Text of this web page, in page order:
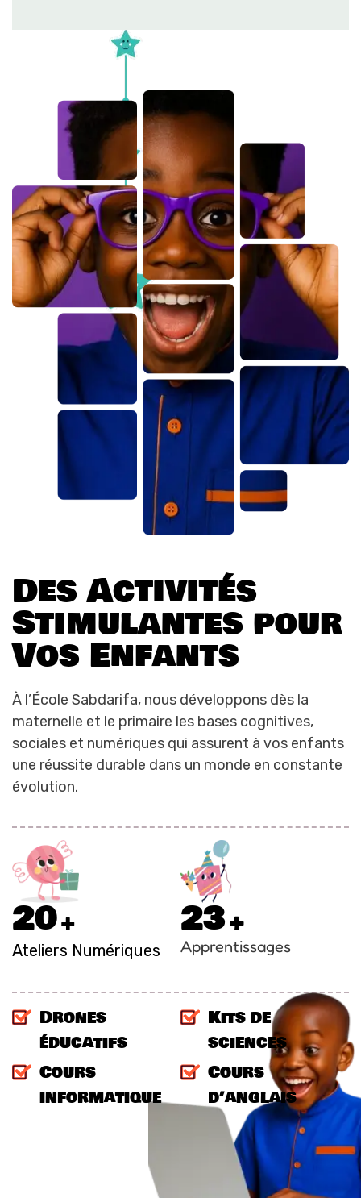
DesActivités
Stimulantes pour
Vos Enfants
À l’École Sabdarifa, nous développons dès la
maternelle et le primaire les bases cognitives,
sociales et numériques qui assurent à vos enfants
une réussite durable dans un monde en constante
évolution.
20+
Ateliers Numériques
23+
Apprentissages
Drones
éducatifs
Cours
informatique
Kits de
sciences
Cours
d’anglais